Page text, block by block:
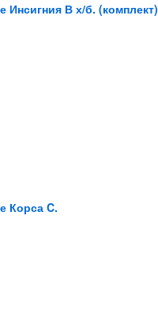
Инсигния В х/б. (комплект)
Корса C.